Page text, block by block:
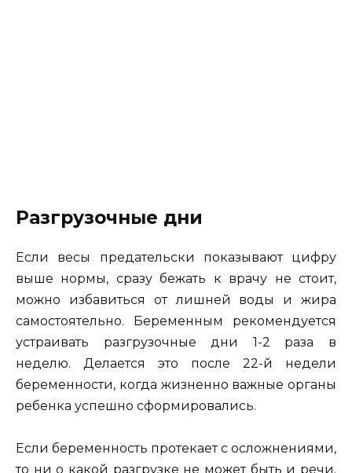
Разгрузочные дни
Если весы предательски показывают цифру
выше нормы, сразу бежать к врачу не стоит,
можно избавиться от лишней воды и жира
самостоятельно. Беременным рекомендуется
устраивать разгрузочные дни 1-2 раза в
неделю. Делается это после 22-й недели
беременности, когда жизненно важные органы
ребенка успешно сформировались.
Если беременность протекает с осложнениями,
то ни о какой разгрузке не может быть и речи.